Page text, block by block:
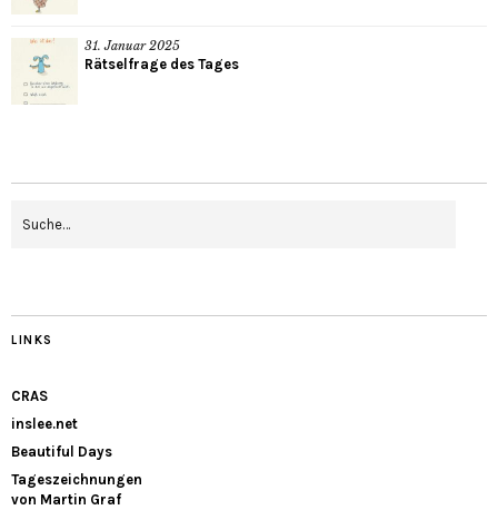
31. Januar 2025
Rätselfrage des Tages
LINKS
CRAS
inslee.net
Beautiful Days
Tageszeichnungen
von Martin Graf